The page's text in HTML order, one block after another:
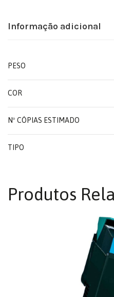
Informação adicional
PESO
COR
Nº CÓPIAS ESTIMADO
TIPO
Produtos